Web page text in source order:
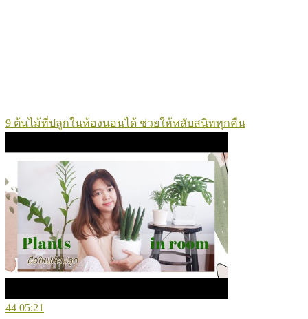
9 ต้นไม้ที่ปลูกในห้องนอนได้ ช่วยให้หลับสนิททุกคืน
44 05:21